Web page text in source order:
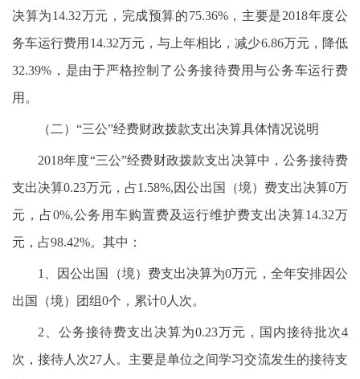
决算为14.32万元，完成预算的75.36%，主要是2018年度公
务车运行费用14.32万元，与上年相比，减少6.86万元，降低
32.39%，是由于严格控制了公务接待费用与公务车运行费
用。
（二）“三公”经费财政拨款支出决算具体情况说明
2018年度“三公”经费财政拨款支出决算中，公务接待费
支出决算0.23万元，占1.58%,因公出国（境）费支出决算0万
元，占0%,公务用车购置费及运行维护费支出决算14.32万
元，占98.42%。其中：
1、因公出国（境）费支出决算为0万元，全年安排因公
出国（境）团组0个，累计0人次。
2、公务接待费支出决算为0.23万元，国内接待批次4
次，接待人次27人。主要是单位之间学习交流发生的接待支